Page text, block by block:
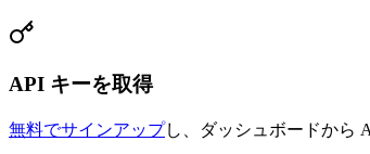
API キーを取得
無料でサインアップし、ダッシュボードから